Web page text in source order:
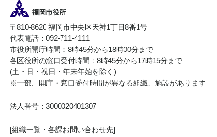
〒810-8620 福岡市中央区天神1丁目8番1号
代表電話：092-711-4111
市役所開庁時間：8時45分から18時00分まで
各区役所の窓口受付時間：8時45分から17時15分まで
(土・日・祝日・年末年始を除く)
※一部、開庁・窓口受付時間が異なる組織、施設があります
法人番号：3000020401307
[組織一覧・各課お問い合わせ先]